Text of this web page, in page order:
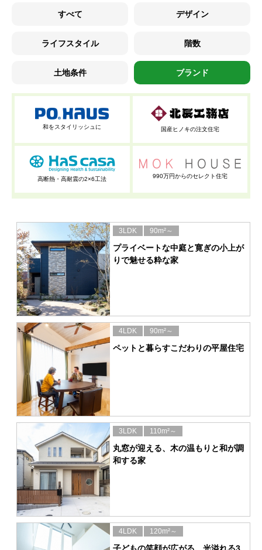
すべて デザイン
ライフスタイル 階数
土地条件 ブランド
和をスタイリッシュに 国産ヒノキの注文住宅
高断熱・高耐震の2×6工法 990万円からのセレクト住宅
3LDK 90m²～
プライベートな中庭と寛ぎの小上が
りで魅せる粋な家
4LDK 90m²～
ペットと暮らすこだわりの平屋住宅
3LDK 110m²～
丸窓が迎える、木の温もりと和が調
和する家
4LDK 120m²～